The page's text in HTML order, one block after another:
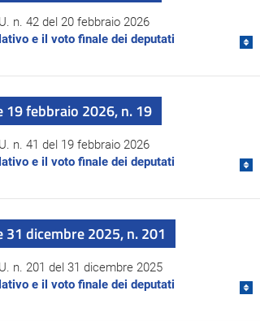
n. 42 del 20 febbraio 2026
e il voto finale dei deputati
19 febbraio 2026, n. 19
n. 41 del 19 febbraio 2026
e il voto finale dei deputati
31 dicembre 2025, n. 201
n. 201 del 31 dicembre 2025
e il voto finale dei deputati